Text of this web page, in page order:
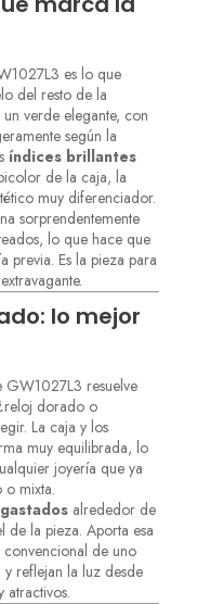
es lo que
del resto de la
verde elegante, con
según la
índices brillantes
de la caja, la
muy diferenciador.
sorprendentemente
lo que hace que
previa. Es la pieza para
lo mejor
GW1027L3 resuelve
dorado o
La caja y los
muy equilibrada, lo
joyería que ya
mixta.
alrededor de
de la pieza. Aporta esa
de uno
y reflejan la luz desde
atractivos.